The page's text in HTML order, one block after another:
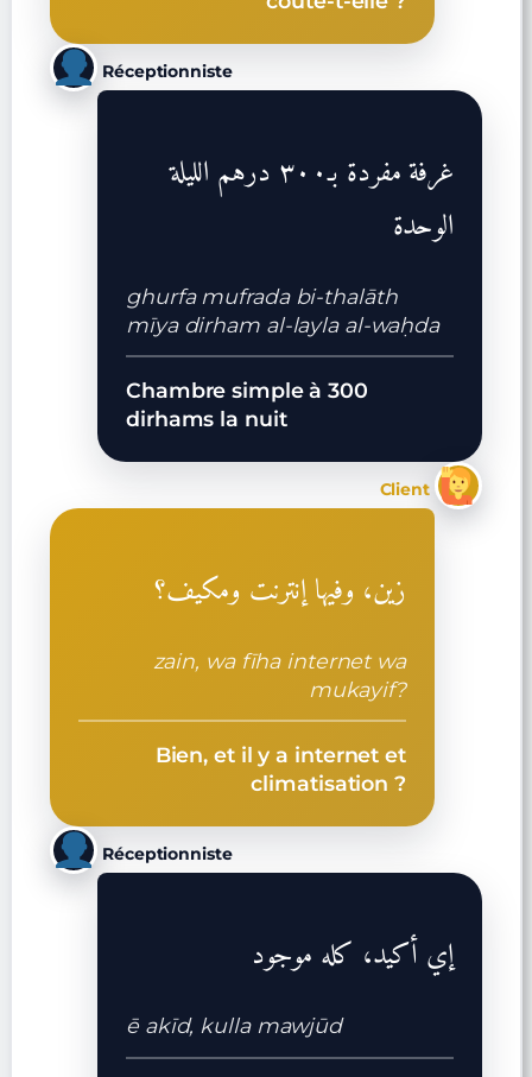
Réceptionniste
غرفة مفردة بـ٣٠٠ درهم الليلة
الوحدة
ghurfa mufrada bi-thalāth
mīya dirham al-layla al-waḥda
Chambre simple à 300
dirhams la nuit
Client
زين، وفيها إنترنت ومكيف؟
zain, wa fīha internet wa
mukayif?
Bien, et il y a internet et
climatisation ?
Réceptionniste
إي أكيد، كله موجود
ē akīd, kulla mawjūd